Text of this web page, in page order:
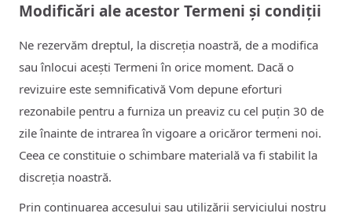
Modificări ale acestor Termeni și condiții
Ne rezervăm dreptul, la discreția noastră, de a modifica
sau înlocui acești Termeni în orice moment. Dacă o
revizuire este semnificativă Vom depune eforturi
rezonabile pentru a furniza un preaviz cu cel puțin 30 de
zile înainte de intrarea în vigoare a oricăror termeni noi.
Ceea ce constituie o schimbare materială va fi stabilit la
discreția noastră.
Prin continuarea accesului sau utilizării serviciului nostru